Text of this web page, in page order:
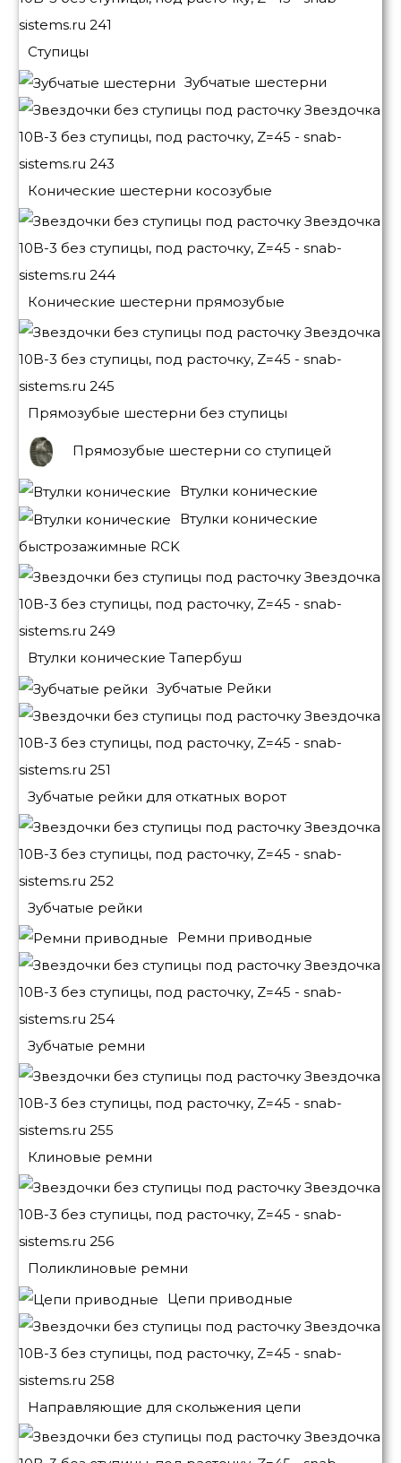
Ступицы
Зубчатые шестерни
Конические шестерни косозубые
Конические шестерни прямозубые
Прямозубые шестерни без ступицы
Прямозубые шестерни со ступицей
Втулки конические
Втулки конические
быстрозажимные RCK
Втулки конические Тапербуш
Зубчатые Рейки
Зубчатые рейки для откатных ворот
Зубчатые рейки
Ремни приводные
Зубчатые ремни
Клиновые ремни
Поликлиновые ремни
Цепи приводные
Направляющие для скольжения цепи